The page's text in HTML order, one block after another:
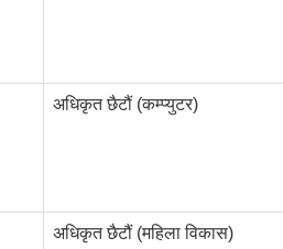
अधिकृत छैटौं (कम्प्युटर)
अधिकृत छैटौं (महिला विकास)